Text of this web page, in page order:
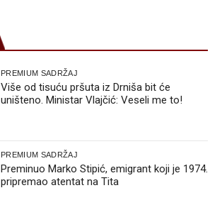
PREMIUM SADRŽAJ
Više od tisuću pršuta iz Drniša bit će
uništeno. Ministar Vlajčić: Veseli me to!
PREMIUM SADRŽAJ
Preminuo Marko Stipić, emigrant koji je 1974.
pripremao atentat na Tita